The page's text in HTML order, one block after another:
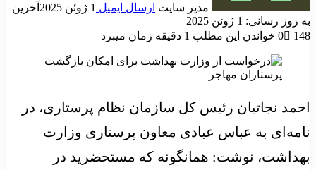
مدیر سایت ارسال ایمیل 1 ژوئن 2025
آخرین
به روز رسانی: 1 ژوئن 2025
0
148 خواندن این مطلب 1 دقیقه زمان میبرد
احمد نجاتیان رئیس کل سازمان نظام پرستاری، در
نامه‌ای به عباس عبادی معاون پرستاری وزارت
بهداشت، نوشت: همانگونه که مستحضرید در